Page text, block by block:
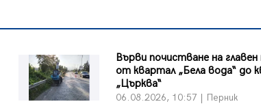
Върви почистване на
от квартал „Бела вода“ до
„Църква“
06.08.2026, 10:57 | Перник